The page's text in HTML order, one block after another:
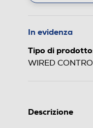
In evidenza
Tipo di
WIRED
Descrizione